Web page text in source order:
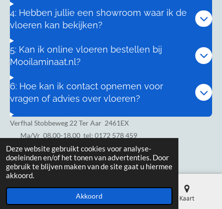
Deze website gebruikt cookies voor analyse-
doeleinden en/of het tonen van advertenties. Door
gebruik te blijven maken van de site gaat u hiermee
akkoord.
Akkoord
4: Hebben jullie een showroom waar ik de
vloeren kan bekijken?
5: Kan ik online vloeren bestellen bij
Mooilaminaat.nl?
6: Hoe kan ik contact opnemen voor
vragen of advies over vloeren?
Verfhal Stobbeweg 22 Ter Aar 2461EX
Ma/Vr 08.00-18.00 tel: 0172 578 459
Zaterdag 8.00-17.00
Telefoonnummer Kaart